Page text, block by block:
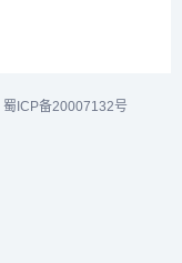
蜀ICP备20007132号